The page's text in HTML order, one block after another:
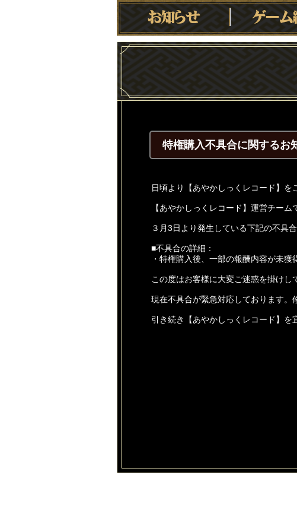
特権購入不具合に関するお
日頃より【あやかしっくレコード】を
【あやかしっくレコード】運営チーム
３月3日より発生している下記の不具
■不具合の詳細：
・特権購入後、一部の報酬内容が未獲
この度はお客様に大変ご迷惑を掛けし
現在不具合が緊急対応しております。
引き続き【あやかしっくレコード】を